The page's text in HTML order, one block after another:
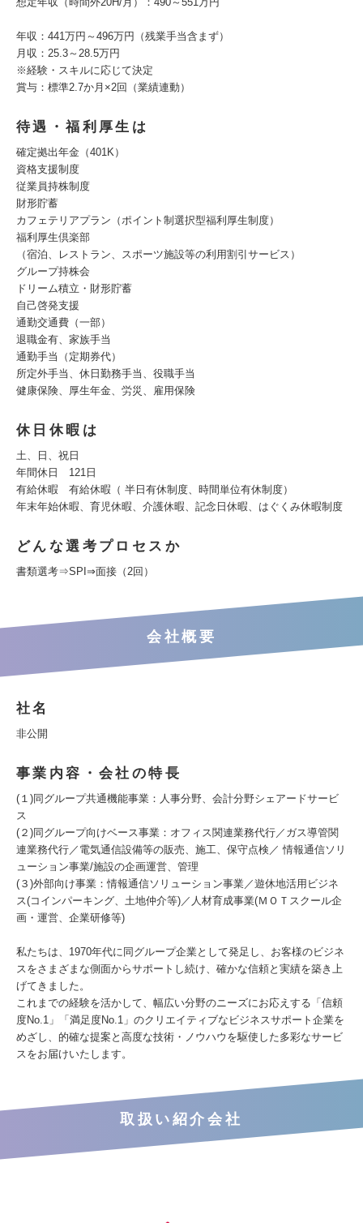
年収：441万円～496万円（残業手当含まず）
月収：25.3～28.5万円
※経験・スキルに応じて決定
賞与：標準2.7か月×2回（業績連動）
待遇・福利厚生は
確定拠出年金（401K）
資格支援制度
従業員持株制度
財形貯蓄
カフェテリアプラン（ポイント制選択型福利厚生制度）
福利厚生倶楽部
（宿泊、レストラン、スポーツ施設等の利用割引サービス）
グループ持株会
ドリーム積立・財形貯蓄
自己啓発支援
通勤交通費（一部）
退職金有、家族手当
通勤手当（定期券代）
所定外手当、休日勤務手当、役職手当
健康保険、厚生年金、労災、雇用保険
休日休暇は
土、日、祝日
年間休日 121日
有給休暇 有給休暇（ 半日有休制度、時間単位有休制度）
年末年始休暇、育児休暇、介護休暇、記念日休暇、はぐくみ休暇制度
どんな選考プロセスか
書類選考⇒SPI⇒面接（2回）
会社概要
社名
非公開
事業内容・会社の特長
(１)同グループ共通機能事業：人事分野、会計分野シェアードサービ
ス
(２)同グループ向けベース事業：オフィス関連業務代行／ガス導管関
連業務代行／電気通信設備等の販売、施工、保守点検／ 情報通信ソリ
ューション事業/施設の企画運営、管理
(３)外部向け事業：情報通信ソリューション事業／遊休地活用ビジネ
ス(コインパーキング、土地仲介等)／人材育成事業(ＭＯＴスクール企
画・運営、企業研修等)
私たちは、1970年代に同グループ企業として発足し、お客様のビジネ
スをさまざまな側面からサポートし続け、確かな信頼と実績を築き上
げてきました。
これまでの経験を活かして、幅広い分野のニーズにお応えする「信頼
度No.1」「満足度No.1」のクリエイティブなビジネスサポート企業を
めざし、的確な提案と高度な技術・ノウハウを駆使した多彩なサービ
スをお届けいたします。
取扱い紹介会社